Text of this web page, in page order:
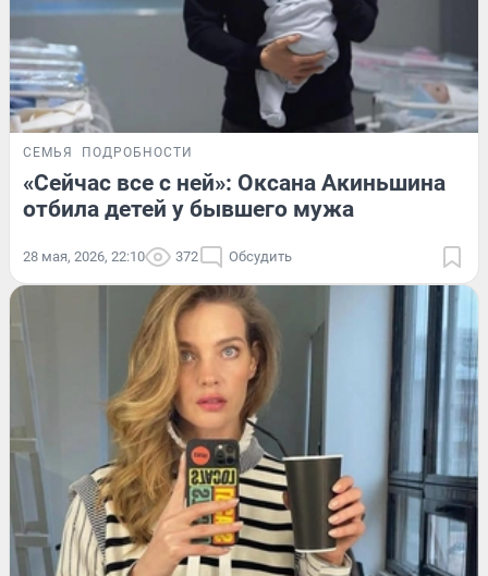
СЕМЬЯ ПОДРОБНОСТИ
«Сейчас все с ней»: Оксана Акиньшина
отбила детей у бывшего мужа
28 мая, 2026, 22:10 372 Обсудить